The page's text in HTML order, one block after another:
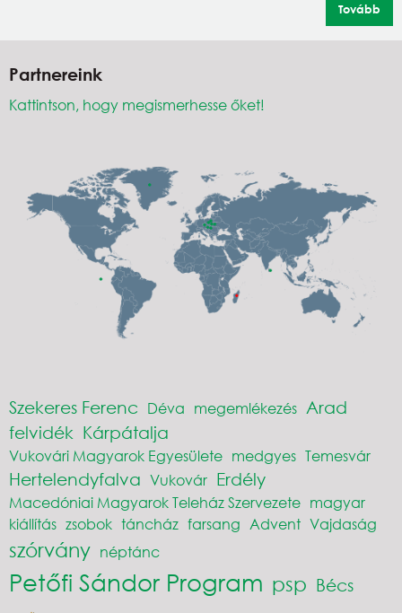
Tovább
Partnereink
Kattintson, hogy megismerhesse őket!
Szekeres Ferenc Déva megemlékezés Arad
felvidék Kárpátalja
Vukovári Magyarok Egyesülete medgyes Temesvár
Hertelendyfalva Vukovár Erdély
Macedóniai Magyarok Teleház Szervezete magyar
kiállítás zsobok táncház farsang Advent Vajdaság
szórvány néptánc
Petőfi Sándor Program psp Bécs